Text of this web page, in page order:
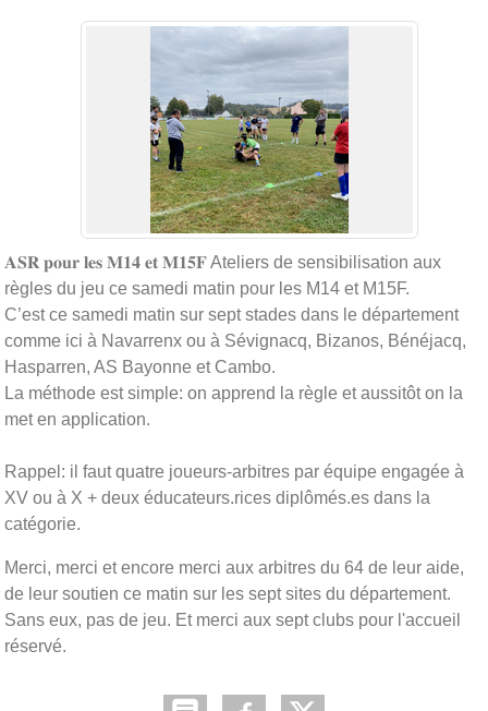
𝐀𝐒𝐑 𝐩𝐨𝐮𝐫 𝐥𝐞𝐬 𝐌𝟏𝟒 𝐞𝐭 𝐌𝟏𝟓𝐅 Ateliers de sensibilisation aux
règles du jeu ce samedi matin pour les M14 et M15F.
C’est ce samedi matin sur sept stades dans le département
comme ici à Navarrenx ou à Sévignacq, Bizanos, Bénéjacq,
Hasparren, AS Bayonne et Cambo.
La méthode est simple: on apprend la règle et aussitôt on la
met en application.
Rappel: il faut quatre joueurs-arbitres par équipe engagée à
XV ou à X + deux éducateurs.rices diplômés.es dans la
catégorie.
Merci, merci et encore merci aux arbitres du 64 de leur aide,
de leur soutien ce matin sur les sept sites du département.
Sans eux, pas de jeu. Et merci aux sept clubs pour l'accueil
réservé.